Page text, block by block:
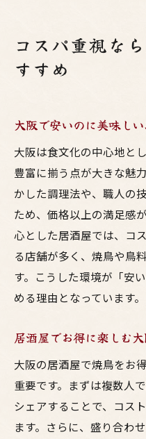
コスパ重視な
すすめ
大阪で安いのに美味し
大阪は食文化の中心地と
豊富に揃う点が大きな魅
かした調理法や、職人の
ため、価格以上の満足感
心とした居酒屋では、コ
る店舗が多く、焼鳥や鳥
す。こうした環境が「安
める理由となっています。
居酒屋でお得に楽しむ
大阪の居酒屋で焼鳥をお
重要です。まずは複数人
シェアすることで、コス
ます。さらに、盛り合わ